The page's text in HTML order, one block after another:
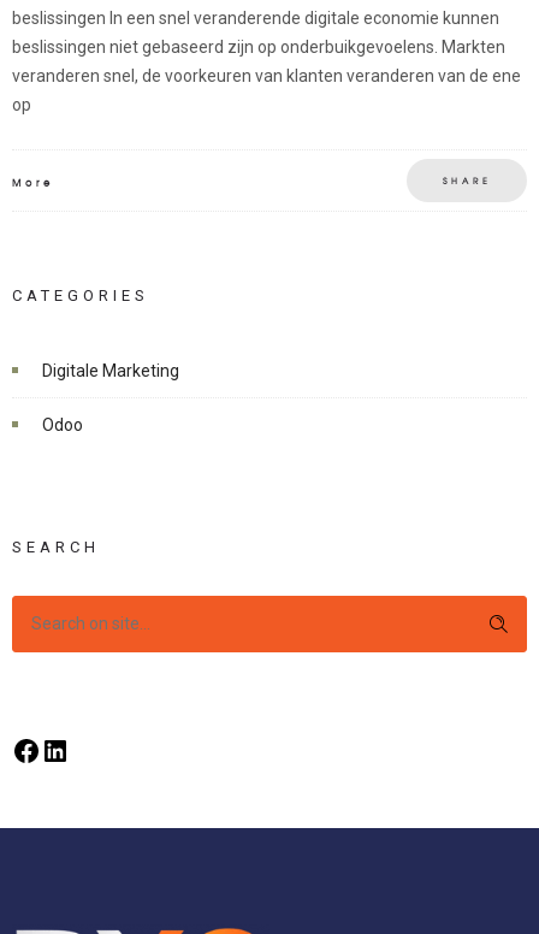
beslissingen In een snel veranderende digitale economie kunnen
beslissingen niet gebaseerd zijn op onderbuikgevoelens. Markten
veranderen snel, de voorkeuren van klanten veranderen van de ene
op
More SHARE
CATEGORIES
Digitale Marketing
Odoo
SEARCH